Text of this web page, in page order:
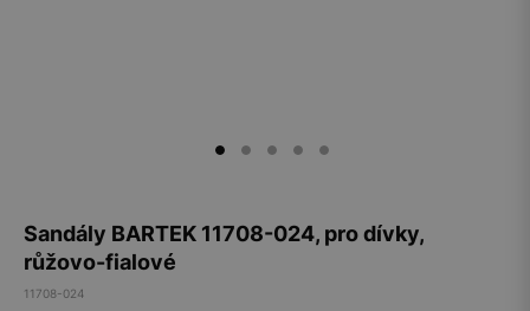
Sandály BARTEK 11708-024, pro dívky,
růžovo-fialové
11708-024